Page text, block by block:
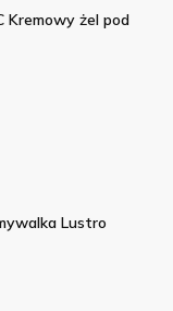
Kremowy żel pod
Lustro